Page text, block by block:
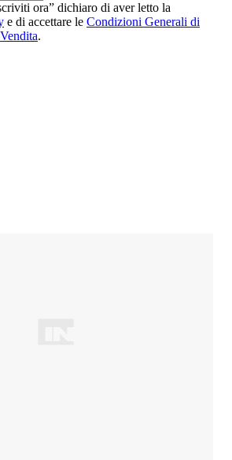
ora” dichiaro di aver letto la
e di accettare le Condizioni Generali di
.